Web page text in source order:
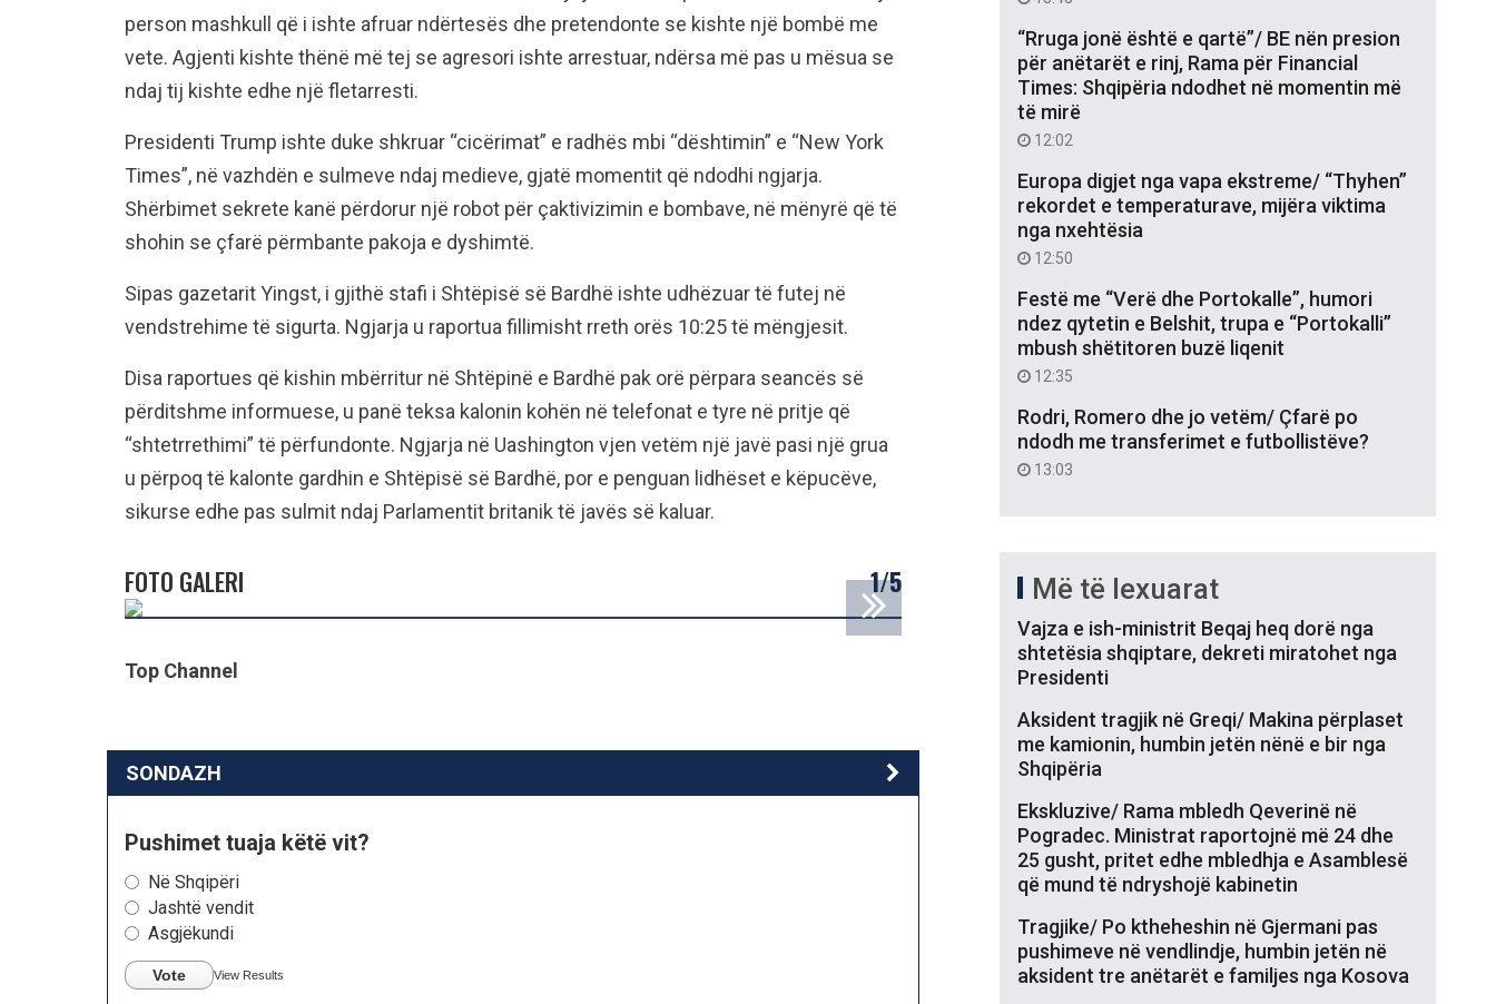
person mashkull që i ishte afruar ndërtesës dhe pretendonte se kishte një bombë me
vete. Agjenti kishte thënë më tej se agresori ishte arrestuar, ndërsa më pas u mësua se
ndaj tij kishte edhe një fletarresti.
Presidenti Trump ishte duke shkruar “cicërimat” e radhës mbi “dështimin” e “New York
Times”, në vazhdën e sulmeve ndaj medieve, gjatë momentit që ndodhi ngjarja.
Shërbimet sekrete kanë përdorur një robot për çaktivizimin e bombave, në mënyrë që të
shohin se çfarë përmbante pakoja e dyshimtë.
Sipas gazetarit Yingst, i gjithë stafi i Shtëpisë së Bardhë ishte udhëzuar të futej në
vendstrehime të sigurta. Ngjarja u raportua fillimisht rreth orës 10:25 të mëngjesit.
Disa raportues që kishin mbërritur në Shtëpinë e Bardhë pak orë përpara seancës së
përditshme informuese, u panë teksa kalonin kohën në telefonat e tyre në pritje që
“shtetrrethimi” të përfundonte. Ngjarja në Uashington vjen vetëm një javë pasi një grua
u përpoq të kalonte gardhin e Shtëpisë së Bardhë, por e penguan lidhëset e këpucëve,
sikurse edhe pas sulmit ndaj Parlamentit britanik të javës së kaluar.
FOTO GALERI 1/5
Top Channel
SONDAZH
Pushimet tuaja këtë vit?
Në Shqipëri
Jashtë vendit
Asgjëkundi
Vote View Results
“Rruga jonë është e qartë”/ BE nën presion
për anëtarët e rinj, Rama për Financial
Times: Shqipëria ndodhet në momentin më
të mirë
12:02
Europa digjet nga vapa ekstreme/ “Thyhen”
rekordet e temperaturave, mijëra viktima
nga nxehtësia
12:50
Festë me “Verë dhe Portokalle”, humori
ndez qytetin e Belshit, trupa e “Portokalli”
mbush shëtitoren buzë liqenit
12:35
Rodri, Romero dhe jo vetëm/ Çfarë po
ndodh me transferimet e futbollistëve?
13:03
Më të lexuarat
Vajza e ish-ministrit Beqaj heq dorë nga
shtetësia shqiptare, dekreti miratohet nga
Presidenti
Aksident tragjik në Greqi/ Makina përplaset
me kamionin, humbin jetën nënë e bir nga
Shqipëria
Ekskluzive/ Rama mbledh Qeverinë në
Pogradec. Ministrat raportojnë më 24 dhe
25 gusht, pritet edhe mbledhja e Asamblesë
që mund të ndryshojë kabinetin
Tragjike/ Po ktheheshin në Gjermani pas
pushimeve në vendlindje, humbin jetën në
aksident tre anëtarët e familjes nga Kosova